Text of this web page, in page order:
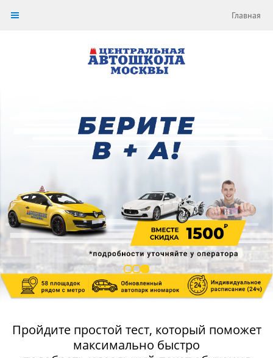
Главная
Пройдите простой тест, который поможет
максимально быстро